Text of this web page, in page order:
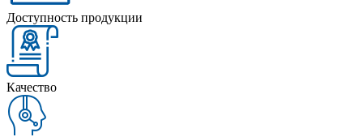
Доступность продукции
Качество